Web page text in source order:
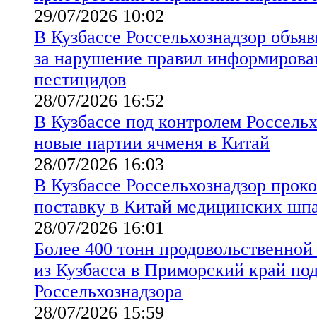
29/07/2026 10:02
В Кузбассе Россельхознадзор
за нарушение правил
пестицидов
28/07/2026 16:52
В Кузбассе под контролем
новые партии ячменя в Китай
28/07/2026 16:03
В Кузбассе Россельхознадзор
поставку в Китай медицинских
28/07/2026 16:01
Более 400 тонн
из Кузбасса в Приморский край
Россельхознадзора
28/07/2026 15:59